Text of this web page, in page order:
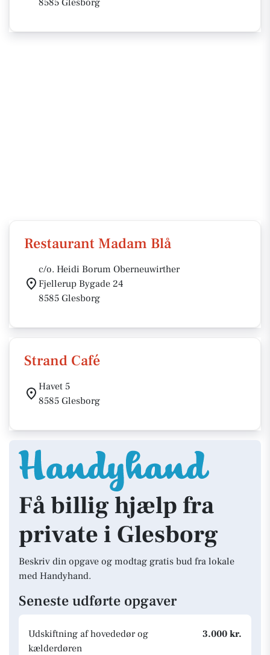
8585 Glesborg
Restaurant Madam Blå
c/o. Heidi Borum Oberneuwirther
Fjellerup Bygade 24
8585 Glesborg
Strand Café
Havet 5
8585 Glesborg
Få billig hjælp fra
private i Glesborg
Beskriv din opgave og modtag gratis bud fra lokale
med Handyhand.
Seneste udførte opgaver
Udskiftning af hovededør og
kælderdøren
3.000 kr.